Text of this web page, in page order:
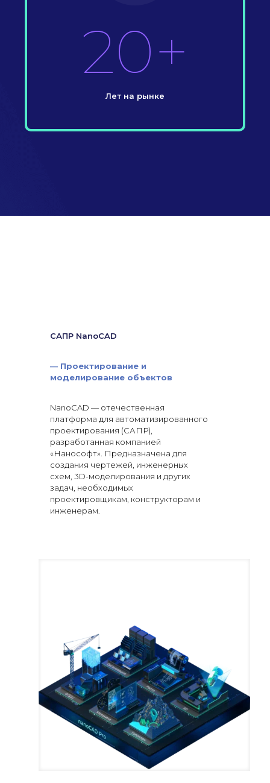
20+
Лет на рынке
САПР NanoCAD
— Проектирование и
моделирование объектов
NanoCAD — отечественная
платформа для автоматизированного
проектирования (САПР),
разработанная компанией
«Нанософт». Предназначена для
создания чертежей, инженерных
схем, 3D-моделирования и других
задач, необходимых
проектировщикам, конструкторам и
инженерам.